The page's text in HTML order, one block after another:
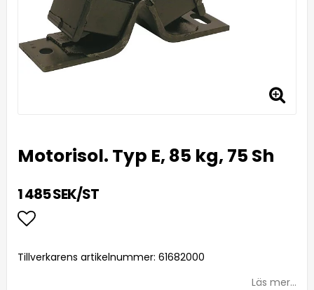
Motorisol. Typ E, 85 kg, 75 Sh
1 485 SEK/ST
Lägg till i favoritlistan
Tillverkarens artikelnummer: 61682000
Läs mer...